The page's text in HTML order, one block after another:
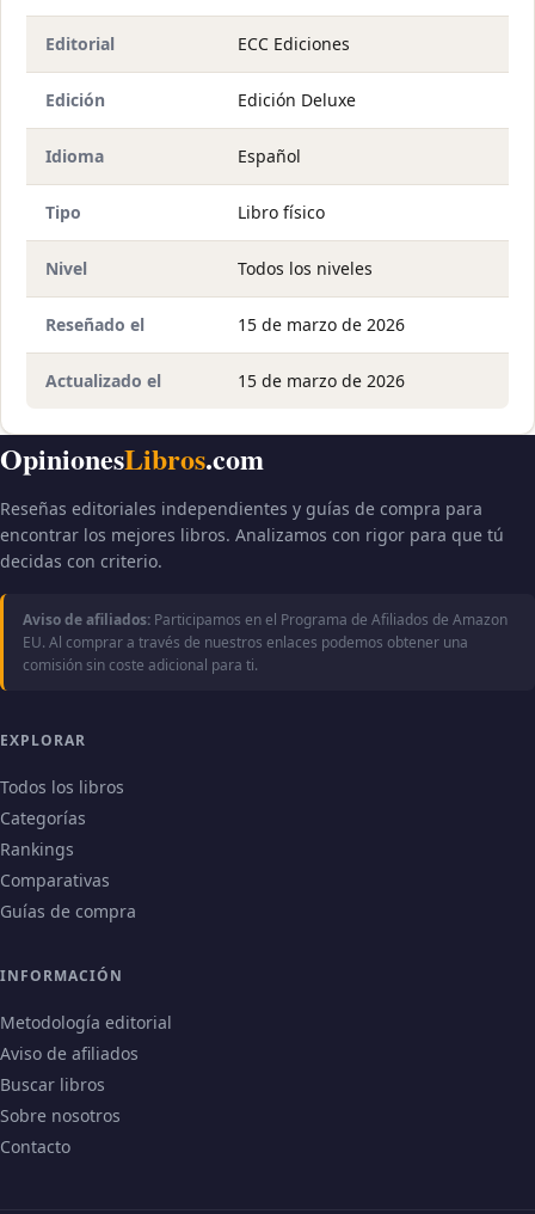
Editorial ECC Ediciones
Edición Edición Deluxe
Idioma Español
Tipo Libro físico
Nivel Todos los niveles
Reseñado el 15 de marzo de 2026
Actualizado el 15 de marzo de 2026
OpinionesLibros.com
Reseñas editoriales independientes y guías de compra para
encontrar los mejores libros. Analizamos con rigor para que tú
decidas con criterio.
Aviso de afiliados: Participamos en el Programa de Afiliados de Amazon
EU. Al comprar a través de nuestros enlaces podemos obtener una
comisión sin coste adicional para ti.
EXPLORAR
Todos los libros
Categorías
Rankings
Comparativas
Guías de compra
INFORMACIÓN
Metodología editorial
Aviso de afiliados
Buscar libros
Sobre nosotros
Contacto